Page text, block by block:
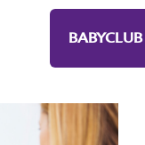
BABYCLUB